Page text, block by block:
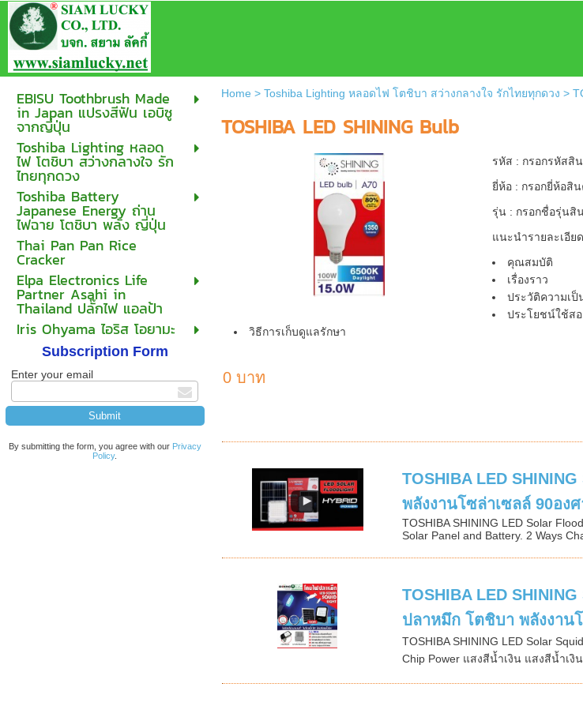
EBISU Toothbrush Made
in Japan แปรงสีฟัน เอบิซู
จากญี่ปุ่น
Toshiba Lighting หลอด
ไฟ โตชิบา สว่างกลางใจ รัก
ไทยทุกดวง
Toshiba Battery
Japanese Energy ถ่าน
ไฟฉาย โตชิบา พลัง ญี่ปุ่น
Thai Pan Pan Rice
Cracker
Elpa Electronics Life
Partner Asahi in
Thailand ปลั๊กไฟ แอลป้า
Iris Ohyama ไอริส โอยามะ
Subscription Form
Enter your email
By submitting the form, you agree with our Privacy
Policy.
Home > Toshiba Lighting หลอดไฟ โตชิบา สว่างกลางใจ รักไทยทุกดวง >
TOSHIBA LED SHINING Bulb
รหัส : กรอกรหัสสิ
ยี่ห้อ : กรอกยี่ห้อสิน
รุ่น : กรอกชื่อรุ่นสิ
แนะนำรายละเอี
คุณสมบัติ
เรื่องราว
ประวัติความเป็
ประโยชน์ใช้สอ
วิธีการเก็บดูแลรักษา
0 บาท
TOSHIBA LED
พลังงานโซล่าเซลล์ 90อง
TOSHIBA SHINING LED Solar
Solar Panel and Battery. 2 Ways
TOSHIBA LED
ปลาหมึก โตชิบา พลังงาน
TOSHIBA SHINING LED Solar
Chip Power แสงสีน้ำเงิน แสงสีน้ำเงิ